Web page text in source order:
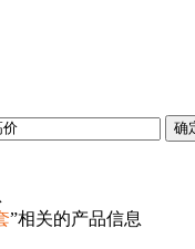
确
”相关的产品信息